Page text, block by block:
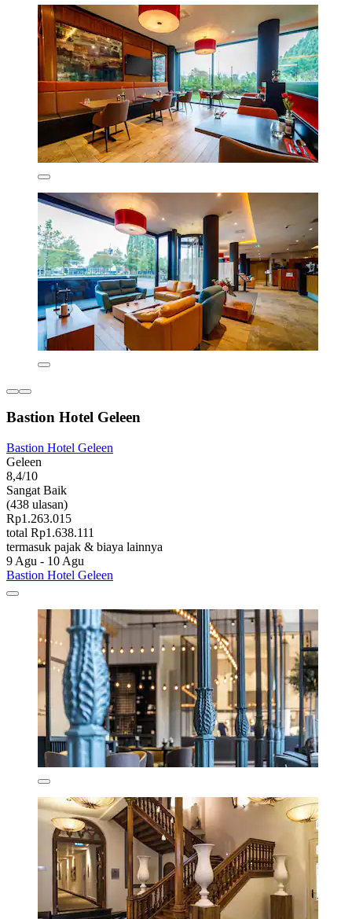
Bastion Hotel Geleen
Bastion Hotel Geleen
Geleen
8,4/10
Sangat Baik
(438 ulasan)
Rp1.263.015
total Rp1.638.111
termasuk pajak & biaya lainnya
9 Agu - 10 Agu
Bastion Hotel Geleen